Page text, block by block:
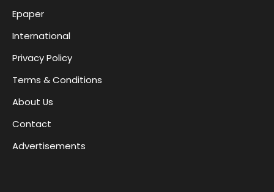
Epaper
International
Privacy Policy
Terms & Conditions
About Us
Contact
Advertisements